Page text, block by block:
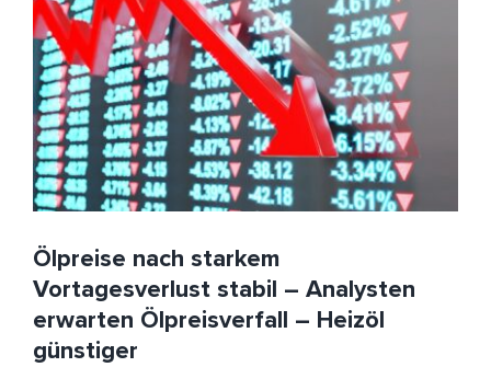
Ölpreise nach starkem Vortagesverlust stabil –
Analysten erwarten Ölpreisverfall – Heizöl günstiger
Goldman Sachs HeizölNews IEA Indien Strafzölle USA
Ölpreise nach starkem
Vortagesverlust stabil – Analysten
erwarten Ölpreisverfall – Heizöl
günstiger